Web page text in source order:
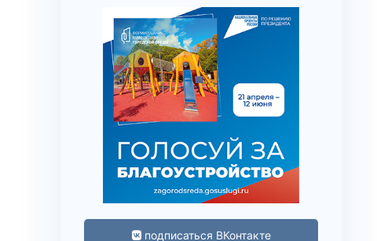
подписаться ВКонтакте